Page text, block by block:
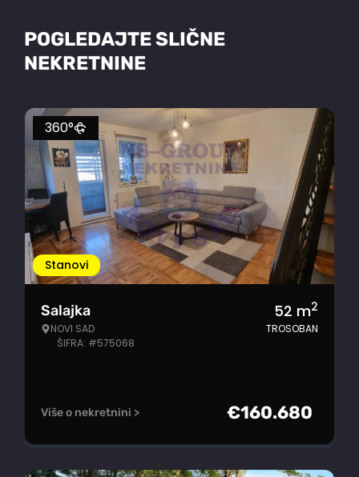
POGLEDAJTE SLIČNE
NEKRETNINE
Stanovi
360°
Salajka
NOVI SAD
ŠIFRA: #575068
52 m2
TROSOBAN
Više o nekretnini > €160.680